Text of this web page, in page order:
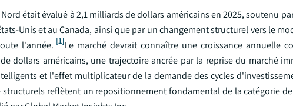
était évalué à 2,1 milliards de dollars américains en 2025, soutenu
Unis et au Canada, ainsi que par un changement structurel vers le
l'année. [1]Le marché devrait connaître une croissance annuelle
dollars américains, une trajectoire ancrée par la reprise du marché
et l'effet multiplicateur de la demande des cycles
reflètent un repositionnement fondamental de la catégorie